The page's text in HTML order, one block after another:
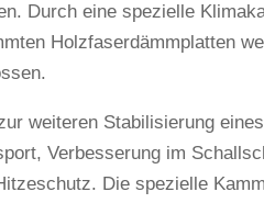
Durch eine spe­zi­elle
Holz­fa­ser­dämm­platten
wei­teren Sta­bi­li­sie­rung
Ver­bes­se­rung im
Die spe­zi­elle